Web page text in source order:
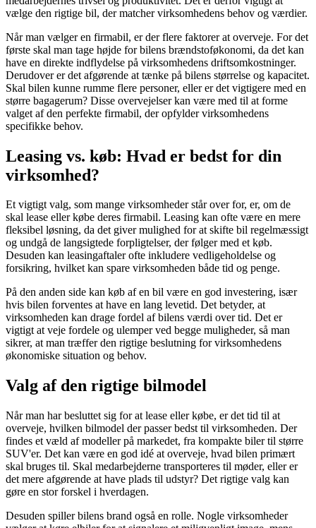
vælge den rigtige bil, der matcher virksomhedens behov og værdier.
Når man vælger en firmabil, er der flere faktorer at overveje. For det
første skal man tage højde for bilens brændstoføkonomi, da det kan
have en direkte indflydelse på virksomhedens driftsomkostninger.
Derudover er det afgørende at tænke på bilens størrelse og kapacitet.
Skal bilen kunne rumme flere personer, eller er det vigtigere med en
større bagagerum? Disse overvejelser kan være med til at forme
valget af den perfekte firmabil, der opfylder virksomhedens
specifikke behov.
Leasing vs. køb: Hvad er bedst for din
virksomhed?
Et vigtigt valg, som mange virksomheder står over for, er, om de
skal lease eller købe deres firmabil. Leasing kan ofte være en mere
fleksibel løsning, da det giver mulighed for at skifte bil regelmæssigt
og undgå de langsigtede forpligtelser, der følger med et køb.
Desuden kan leasingaftaler ofte inkludere vedligeholdelse og
forsikring, hvilket kan spare virksomheden både tid og penge.
På den anden side kan køb af en bil være en god investering, især
hvis bilen forventes at have en lang levetid. Det betyder, at
virksomheden kan drage fordel af bilens værdi over tid. Det er
vigtigt at veje fordele og ulemper ved begge muligheder, så man
sikrer, at man træffer den rigtige beslutning for virksomhedens
økonomiske situation og behov.
Valg af den rigtige bilmodel
Når man har besluttet sig for at lease eller købe, er det tid til at
overveje, hvilken bilmodel der passer bedst til virksomheden. Der
findes et væld af modeller på markedet, fra kompakte biler til større
SUV'er. Det kan være en god idé at overveje, hvad bilen primært
skal bruges til. Skal medarbejderne transporteres til møder, eller er
det mere afgørende at have plads til udstyr? Det rigtige valg kan
gøre en stor forskel i hverdagen.
Desuden spiller bilens brand også en rolle. Nogle virksomheder